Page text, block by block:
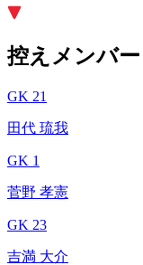
控えメンバー
GK 21
田代 琉我
GK 1
菅野 孝憲
GK 23
吉満 大介